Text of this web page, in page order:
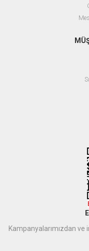
Kampanyalarımızdan